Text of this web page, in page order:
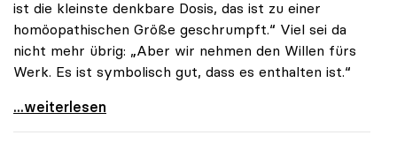
ist die kleinste denkbare Dosis, das ist zu einer
homöopathischen Größe geschrumpft.“ Viel sei da
nicht mehr übrig: „Aber wir nehmen den Willen fürs
Werk. Es ist symbolisch gut, dass es enthalten ist.“
uniko-Vize Vitouch zu 16 ECTS-Punkten: „Kleinste
...weiterlesen